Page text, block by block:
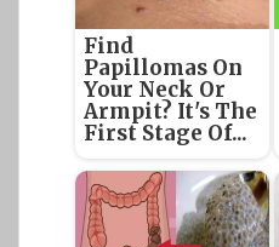
Find
Papillomas On
Your Neck Or
Armpit? It's The
First Stage Of...